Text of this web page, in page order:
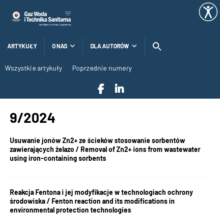
ARTYKUŁY O NAS DLA AUTORÓW
Wszystkie artykuły Poprzednie numery
9/2024
Usuwanie jonów Zn2+ ze ścieków stosowanie sorbentów
zawierających żelazo / Removal of Zn2+ ions from wastewater
using iron-containing sorbents
Reakcja Fentona i jej modyfikacje w technologiach ochrony
środowiska / Fenton reaction and its modifications in
environmental protection technologies